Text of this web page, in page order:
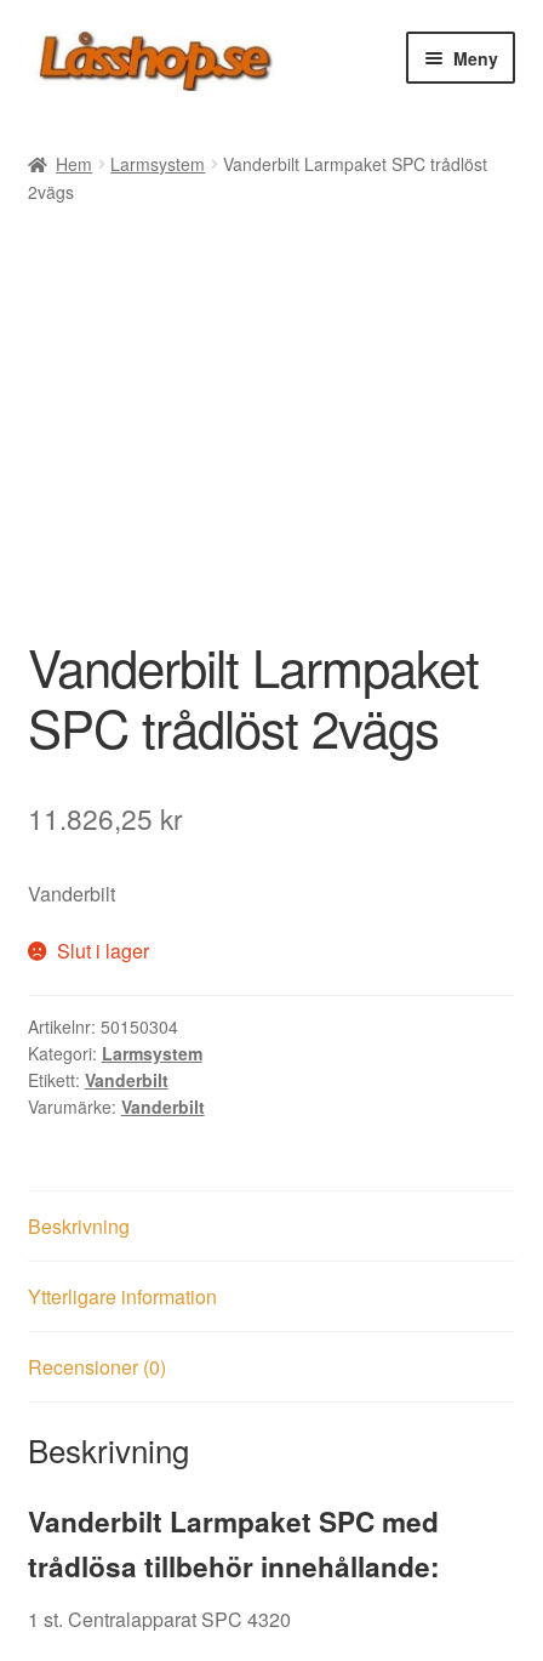
Hoppa
till
Hoppa
till
Meny
Rea
Hem Larmsystem
Vanderbilt Larmpaket SPC trådlöst
2vägs
Vanderbilt Larmpaket
SPC trådlöst 2vägs
11.826,25 kr
Vanderbilt
Slut i lager
Artikelnr: 50150304
Kategori: Larmsystem
Etikett: Vanderbilt
Varumärke: Vanderbilt
Beskrivning
Ytterligare information
Recensioner (0)
Beskrivning
Vanderbilt Larmpaket SPC med
trådlösa tillbehör innehållande:
1 st. Centralapparat SPC 4320